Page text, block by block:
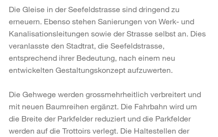
Die Gleise in der Seefeldstrasse sind dringend zu
erneuern. Ebenso stehen Sanierungen von Werk- und
Kanalisationsleitungen sowie der Strasse selbst an. Dies
veranlasste den Stadtrat, die Seefeldstrasse,
entsprechend ihrer Bedeutung, nach einem neu
entwickelten Gestaltungskonzept aufzuwerten.
Die Gehwege werden grossmehrheitlich verbreitert und
mit neuen Baumreihen ergänzt. Die Fahrbahn wird um
die Breite der Parkfelder reduziert und die Parkfelder
werden auf die Trottoirs verlegt. Die Haltestellen der